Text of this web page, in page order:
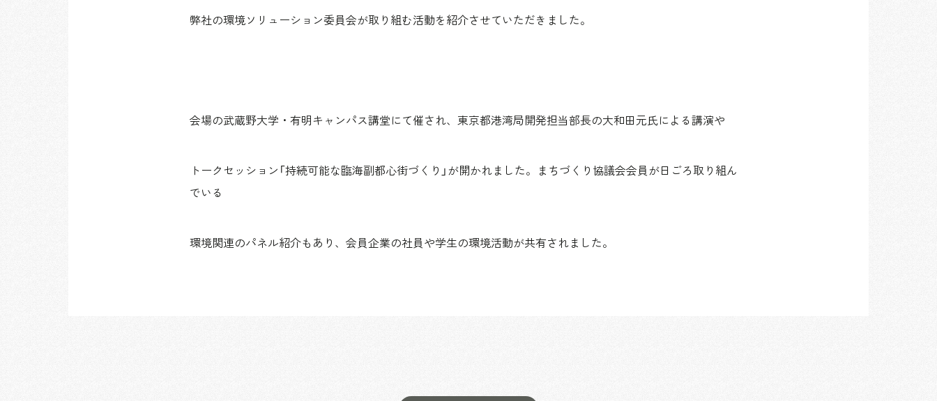
弊社の環境ソリューション委員会が取り組む活動を紹介させていただきました。
会場の武蔵野大学・有明キャンパス講堂にて催され、東京都港湾局開発担当部長の大和田元氏による講演や
トークセッション「持続可能な臨海副都心街づくり」が開かれました。まちづくり協議会会員が日ごろ取り組ん
でいる
環境関連のパネル紹介もあり、会員企業の社員や学生の環境活動が共有されました。